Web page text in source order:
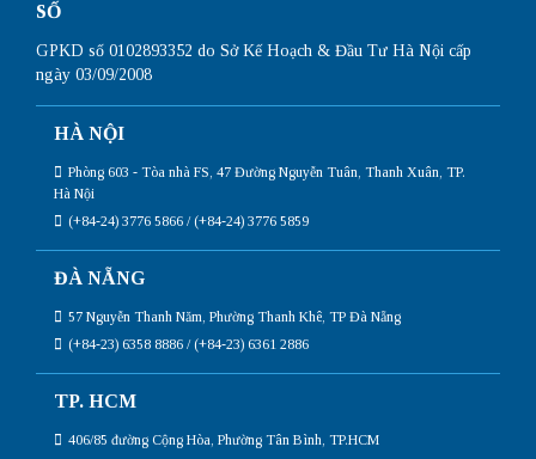
SỐ
GPKD số 0102893352 do Sở Kế Hoạch & Đầu Tư Hà Nội cấp
ngày 03/09/2008
HÀ NỘI
Phòng 603 - Tòa nhà FS, 47 Đường Nguyễn Tuân, Thanh Xuân, TP.
Hà Nội
(+84-24) 3776 5866 / (+84-24) 3776 5859
ĐÀ NẴNG
57 Nguyễn Thanh Năm, Phường Thanh Khê, TP Đà Nẵng
(+84-23) 6358 8886 / (+84-23) 6361 2886
TP. HCM
406/85 đường Cộng Hòa, Phường Tân Bình, TP.HCM